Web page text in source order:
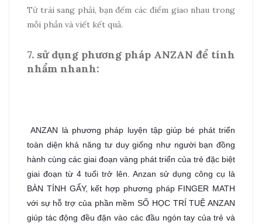
Từ trái sang phải, bạn đếm các điểm giao nhau trong
mỗi phần và viết kết quả.
7. sử dụng phương pháp ANZAN để tính
nhẩm nhanh:
ANZAN là phương pháp luyện tập giúp bé phát triển
toàn diện khả năng tư duy giống như người bạn đồng
hành cùng các giai đoạn vàng phát triển của trẻ đặc biệt
giai đoạn từ 4 tuổi trở lên. Anzan sử dụng công cụ là
BÀN TÍNH GẨY, kết hợp phương pháp FINGER MATH
với sự hỗ trợ của phần mềm SỐ HỌC TRÍ TUỆ ANZAN
giúp tác động đều đặn vào các đầu ngón tay của trẻ và